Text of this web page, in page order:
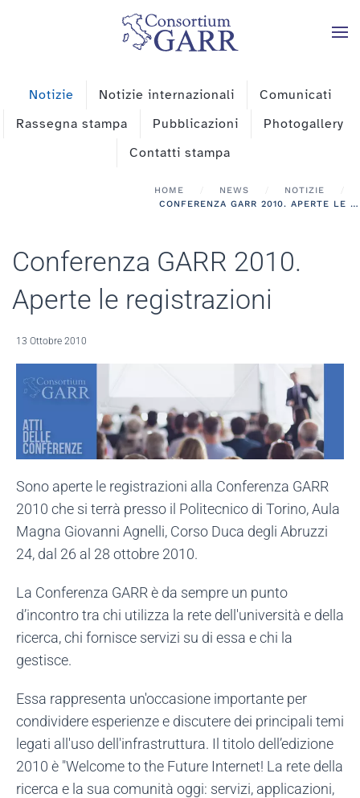
Skip to main content
Notizie Notizie internazionali
Comunicati
Rassegna stampa
Pubblicazioni
Photogallery
Contatti stampa
HOME NEWS
NOTIZIE
CONFERENZA GARR 2010. APERTE LE REGISTRAZIONI
Conferenza GARR 2010.
Aperte le registrazioni
13 Ottobre 2010
Sono aperte le registrazioni alla Conferenza GARR
2010 che si terrà presso il Politecnico di Torino, Aula
Magna Giovanni Agnelli, Corso Duca degli Abruzzi
24, dal 26 al 28 ottobre 2010.
La Conferenza GARR è da sempre un punto
d’incontro tra chi utilizza la rete dell'università e della
ricerca, chi fornisce servizi su di essa e chi la
gestisce.
Essa rappresenta un'occasione importante per
condividere esperienze e discutere dei principali temi
legati all'uso dell'infrastruttura. Il titolo dell’edizione
2010 è "Welcome to the Future Internet! La rete della
ricerca e la sua comunità oggi: servizi, applicazioni,